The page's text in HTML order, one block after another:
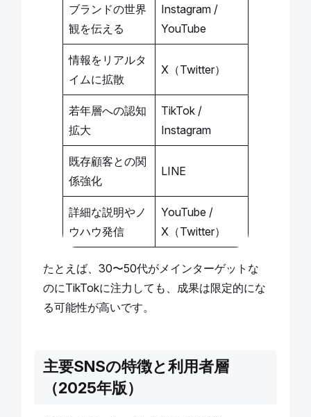
ブランドの世界
観を伝える
Instagram /
YouTube
情報をリアルタ
イムに拡散
X（Twitter）
若年層への認知
拡大
TikTok /
Instagram
既存顧客との関
係強化
LINE
詳細な説明やノ
ウハウ発信
YouTube /
X（Twitter）
たとえば、30〜50代がメインターゲットな
のにTikTokに注力しても、成果は限定的にな
る可能性が高いです。
主要SNSの特徴と利用者層
（2025年版）